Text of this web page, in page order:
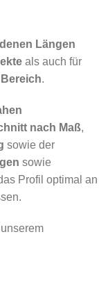
Längen
als auch für
.
nach Maß,
sowie der
sowie
Profil optimal an